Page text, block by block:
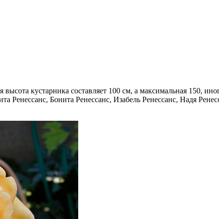
кустарника составляет 100 см, а максимальная 150,
Ренессанс, Бонита Ренессанс, Изабель Ренессанс, Надя